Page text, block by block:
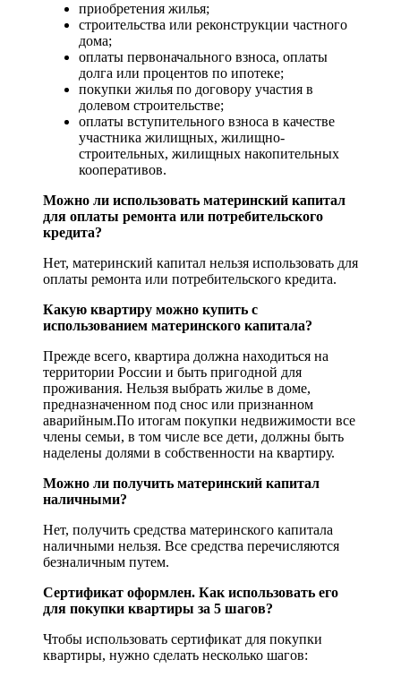
приобретения жилья;
строительства или реконструкции частного
дома;
оплаты первоначального взноса, оплаты
долга или процентов по ипотеке;
покупки жилья по договору участия в
долевом строительстве;
оплаты вступительного взноса в качестве
участника жилищных, жилищно-
строительных, жилищных накопительных
кооперативов.
Можно ли использовать материнский капитал
для оплаты ремонта или потребительского
кредита?
Нет, материнский капитал нельзя использовать для
оплаты ремонта или потребительского кредита.
Какую квартиру можно купить с
использованием материнского капитала?
Прежде всего, квартира должна находиться на
территории России и быть пригодной для
проживания. Нельзя выбрать жилье в доме,
предназначенном под снос или признанном
аварийным.По итогам покупки недвижимости все
члены семьи, в том числе все дети, должны быть
наделены долями в собственности на квартиру.
Можно ли получить материнский капитал
наличными?
Нет, получить средства материнского капитала
наличными нельзя. Все средства перечисляются
безналичным путем.
Сертификат оформлен. Как использовать его
для покупки квартиры за 5 шагов?
Чтобы использовать сертификат для покупки
квартиры, нужно сделать несколько шагов: